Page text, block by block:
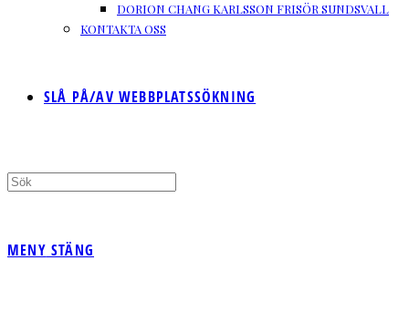
DORION CHANG KARLSSON FRISÖR SUNDSVALL
KONTAKTA OSS
SLÅ PÅ/AV WEBBPLATSSÖKNING
MENY STÄNG